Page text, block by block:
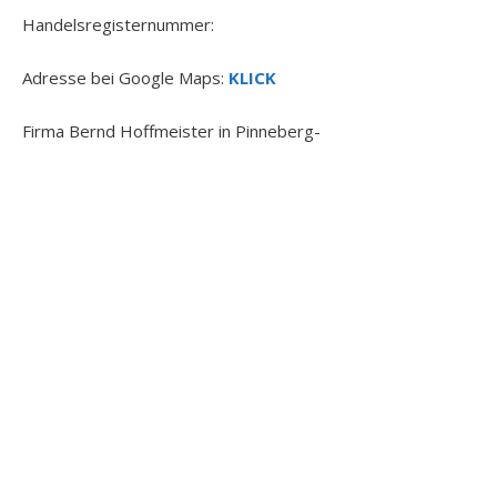
Handelsregisternummer:
Adresse bei Google Maps: KLICK
Firma Bernd Hoffmeister in Pinneberg-